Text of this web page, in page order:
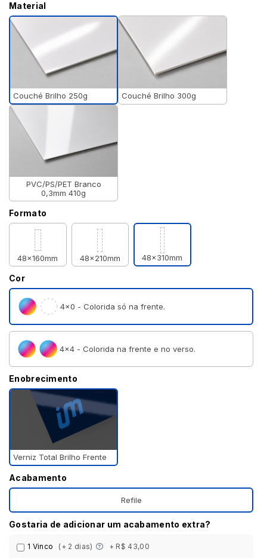
Material
Couché Brilho 250g Couché Brilho 300g
PVC/PS/PET Branco
0,3mm 410g
Formato
48x160mm 48x210mm 48x310mm
Cor
4×0 - Colorida só na frente.
4×4 - Colorida na frente e no verso.
Enobrecimento
Verniz Total Brilho Frente
Acabamento
Refile
Gostaria de adicionar um acabamento extra?
1 Vinco (+ 2 dias) + R$ 43,00